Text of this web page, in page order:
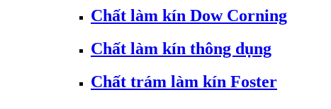
Chất làm kín Dow Corning
Chất làm kín thông dụng
Chất trám làm kín Foster